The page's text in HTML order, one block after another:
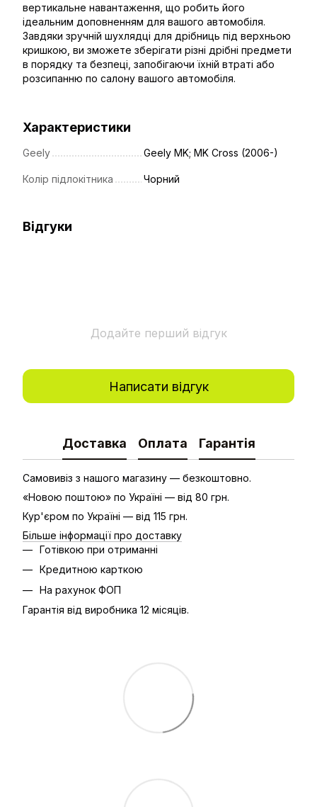
вертикальне навантаження, що робить його
ідеальним доповненням для вашого автомобіля.
Завдяки зручній шухлядці для дрібниць під верхньою
кришкою, ви зможете зберігати різні дрібні предмети
в порядку та безпеці, запобігаючи їхній втраті або
розсипанню по салону вашого автомобіля.
Характеристики
Geely Geely MK; MK Cross (2006-)
Колір підлокітника Чорний
Відгуки
Додайте перший відгук
Написати відгук
Доставка Оплата Гарантія
Самовивіз з нашого магазину — безкоштовно.
«Новою поштою» по Україні — від 80 грн.
Кур'єром по Україні — від 115 грн.
Більше інформації про доставку
Готівкою при отриманні
Кредитною карткою
На рахунок ФОП
Гарантія від виробника 12 місяців.